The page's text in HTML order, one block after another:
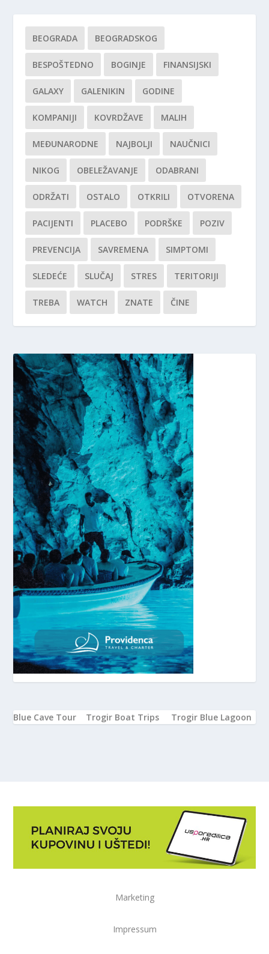
BEOGRADA BEOGRADSKOG
BESPOŠTEDNO BOGINJE FINANSIJSKI
GALAXY GALENIKIN GODINE
KOMPANIJI KOVRDŽAVE MALIH
MEĐUNARODNE NAJBOLJI NAUČNICI
NIKOG OBELEŽAVANJE ODABRANI
ODRŽATI OSTALO OTKRILI OTVORENA
PACIJENTI PLACEBO PODRŠKE POZIV
PREVENCIJA SAVREMENA SIMPTOMI
SLEDEĆE SLUČAJ STRES TERITORIJI
TREBA WATCH ZNATE ČINE
Blue Cave Tour Trogir Boat Trips Trogir Blue Lagoon
Marketing
Impressum